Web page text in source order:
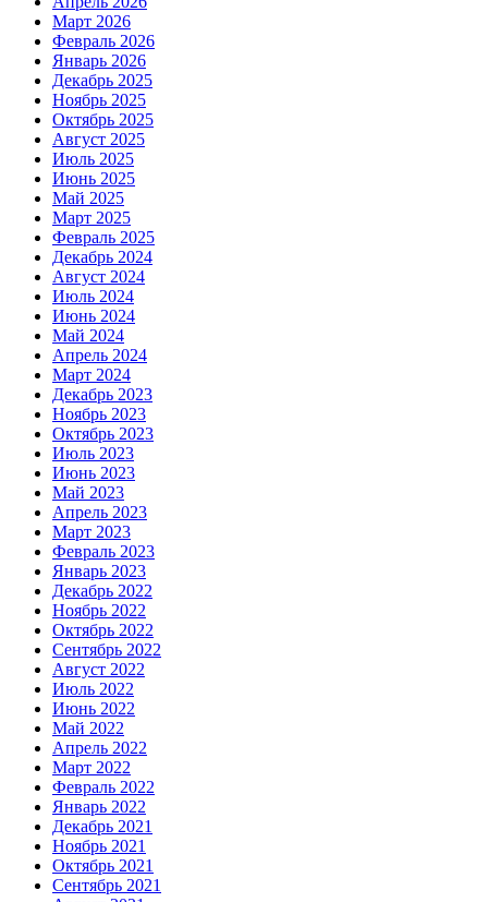
Март 2026
Февраль 2026
Январь 2026
Декабрь 2025
Ноябрь 2025
Октябрь 2025
Август 2025
Июль 2025
Июнь 2025
Май 2025
Март 2025
Февраль 2025
Декабрь 2024
Август 2024
Июль 2024
Июнь 2024
Май 2024
Апрель 2024
Март 2024
Декабрь 2023
Ноябрь 2023
Октябрь 2023
Июль 2023
Июнь 2023
Май 2023
Апрель 2023
Март 2023
Февраль 2023
Январь 2023
Декабрь 2022
Ноябрь 2022
Октябрь 2022
Сентябрь 2022
Август 2022
Июль 2022
Июнь 2022
Май 2022
Апрель 2022
Март 2022
Февраль 2022
Январь 2022
Декабрь 2021
Ноябрь 2021
Октябрь 2021
Сентябрь 2021